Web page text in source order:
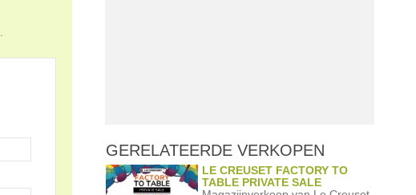
GERELATEERDE VERKOPEN
LE CREUSET FACTORY TO
TABLE PRIVATE SALE